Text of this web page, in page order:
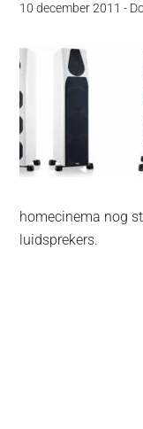
10 december 2011 -
homecinema nog
luidsprekers.